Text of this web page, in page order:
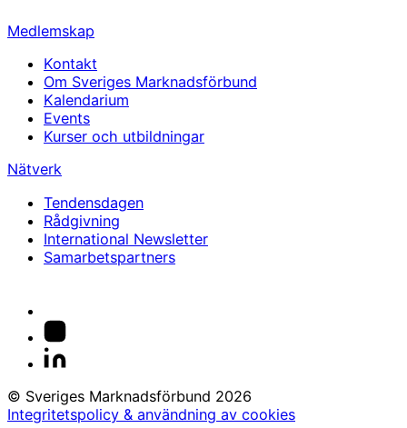
Medlemskap
Kontakt
Om Sveriges Marknadsförbund
Kalendarium
Events
Kurser och utbildningar
Nätverk
Tendensdagen
Rådgivning
International Newsletter
Samarbetspartners
© Sveriges Marknadsförbund 2026
Integritetspolicy & användning av cookies